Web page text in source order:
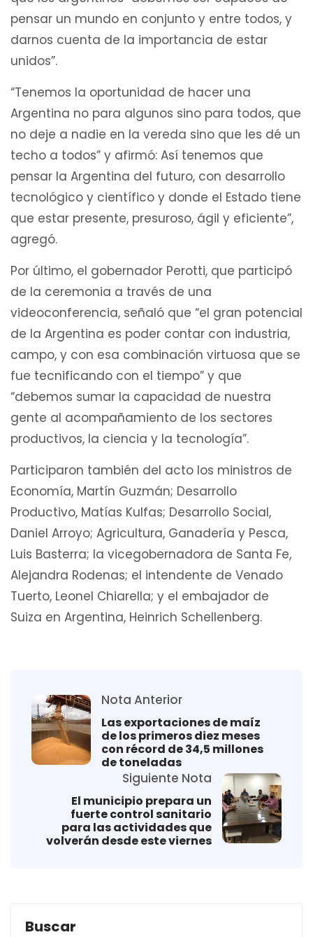
pensar un mundo en conjunto y entre todos, y
darnos cuenta de la importancia de estar
unidos”.
“Tenemos la oportunidad de hacer una
Argentina no para algunos sino para todos, que
no deje a nadie en la vereda sino que les dé un
techo a todos” y afirmó: Así tenemos que
pensar la Argentina del futuro, con desarrollo
tecnológico y científico y donde el Estado tiene
que estar presente, presuroso, ágil y eficiente”,
agregó.
Por último, el gobernador Perotti, que participó
de la ceremonia a través de una
videoconferencia, señaló que “el gran potencial
de la Argentina es poder contar con industria,
campo, y con esa combinación virtuosa que se
fue tecnificando con el tiempo” y que
“debemos sumar la capacidad de nuestra
gente al acompañamiento de los sectores
productivos, la ciencia y la tecnología”.
Participaron también del acto los ministros de
Economía, Martín Guzmán; Desarrollo
Productivo, Matías Kulfas; Desarrollo Social,
Daniel Arroyo; Agricultura, Ganadería y Pesca,
Luis Basterra; la vicegobernadora de Santa Fe,
Alejandra Rodenas; el intendente de Venado
Tuerto, Leonel Chiarella; y el embajador de
Suiza en Argentina, Heinrich Schellenberg.
Nota Anterior
Las exportaciones de maíz
de los primeros diez meses
con récord de 34,5 millones
de toneladas
Siguiente Nota
El municipio prepara un
fuerte control sanitario
para las actividades que
volverán desde este viernes
Buscar